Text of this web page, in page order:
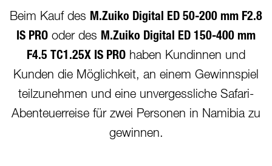
Beim Kauf des M.Zuiko Digital ED 50-200 mm F2.8
IS PRO oder des M.Zuiko Digital ED 150-400 mm
F4.5 TC1.25X IS PRO haben Kundinnen und
Kunden die Möglichkeit, an einem Gewinnspiel
teilzunehmen und eine unvergessliche Safari-
Abenteuerreise für zwei Personen in Namibia zu
gewinnen.